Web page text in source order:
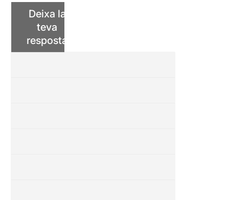
Deixa la
teva
resposta